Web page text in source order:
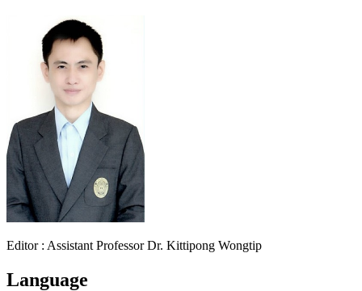
Editor : Assistant Professor Dr. Kittipong Wongtip
Language